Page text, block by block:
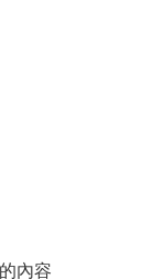
內容